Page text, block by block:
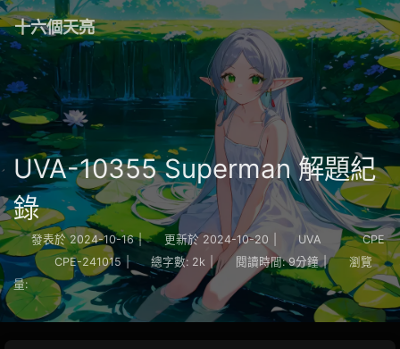
十六個天亮
UVA-10355 Superman 解題紀
錄
發表於 2024-10-16 | 更新於 2024-10-20 UVA
CPE
CPE-241015 | 總字數: 2k | 閱讀時間: 9分鐘 |
瀏覽
量: